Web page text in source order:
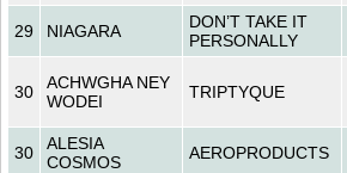
29 NIAGARA
DON’T TAKE IT
PERSONALLY
30
ACHWGHA NEY
WODEI
TRIPTYQUE
30
ALESIA
COSMOS
AEROPRODUCTS